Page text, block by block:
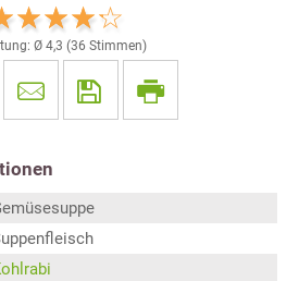
Ø 4,3 (36 Stimmen)